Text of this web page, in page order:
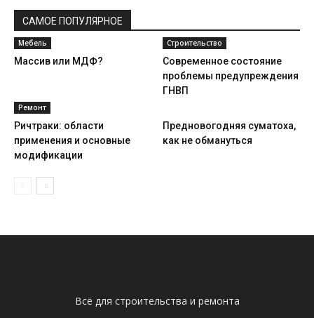
САМОЕ ПОПУЛЯРНОЕ
Мебель
Массив или МДФ?
Строительство
Современное состояние
проблемы предупреждения
ГНВП
Ремонт
Ричтраки: области
применения и основные
модификации
Предновогодняя суматоха,
как не обмануться
Всё для строительства и ремонта